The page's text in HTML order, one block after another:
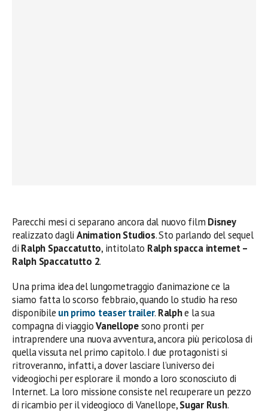
Parecchi mesi ci separano ancora dal nuovo film Disney
realizzato dagli Animation Studios. Sto parlando del sequel
di Ralph Spaccatutto, intitolato Ralph spacca internet –
Ralph Spaccatutto 2.
Una prima idea del lungometraggio d’animazione ce la
siamo fatta lo scorso febbraio, quando lo studio ha reso
disponibile un primo teaser trailer. Ralphe la sua
compagna di viaggioVanellopesono pronti per
intraprendere una nuova avventura, ancora più pericolosa di
quella vissuta nel primo capitolo. I due protagonisti si
ritroveranno, infatti, a dover lasciare l’universo dei
videogiochi per esplorare il mondo a loro sconosciuto di
Internet. La loro missione consiste nel recuperare un pezzo
di ricambio per il videogioco di Vanellope,Sugar Rush.